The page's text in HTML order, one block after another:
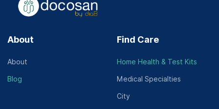
About
About
Blog
Find Care
Home Health & Test Kits
Medical Specialties
City